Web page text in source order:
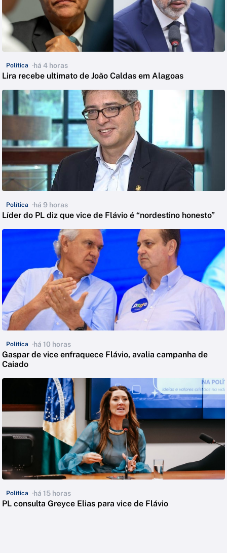
Política há 4 horas
Lira recebe ultimato de João Caldas em Alagoas
Política há 9 horas
Líder do PL diz que vice de Flávio é “nordestino honesto”
Política há 10 horas
Gaspar de vice enfraquece Flávio, avalia campanha de
Caiado
Política há 15 horas
PL consulta Greyce Elias para vice de Flávio